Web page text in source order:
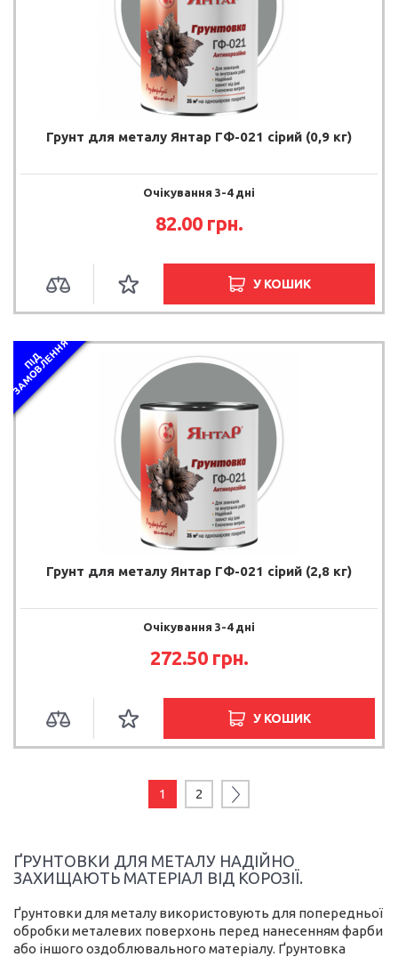
Грунт для металу Янтар ГФ-021 сірий (0,9 кг)
Очікування 3-4 дні
82.00 грн.
У КОШИК
П
І
Д
З
А
М
О
В
Л
Е
Н
Н
Я
Грунт для металу Янтар ГФ-021 сірий (2,8 кг)
Очікування 3-4 дні
272.50 грн.
У КОШИК
1 2
ҐРУНТОВКИ ДЛЯ МЕТАЛУ НАДІЙНО
ЗАХИЩАЮТЬ МАТЕРІАЛ ВІД КОРОЗІЇ.
Ґрунтовки для металу використовують для попередньої
обробки металевих поверхонь перед нанесенням фарби
або іншого оздоблювального матеріалу. Ґрунтовка